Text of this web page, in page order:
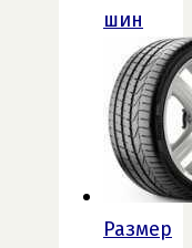
шин
Размер